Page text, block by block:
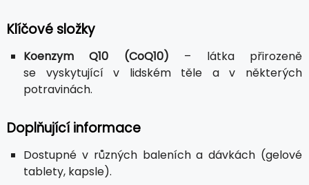
Klíčové složky
Koenzym Q10 (CoQ10) – látka přirozeně
se vyskytující v lidském těle a v některých
potravinách.
Doplňující informace
Dostupné v různých baleních a dávkách (gelové
tablety, kapsle).